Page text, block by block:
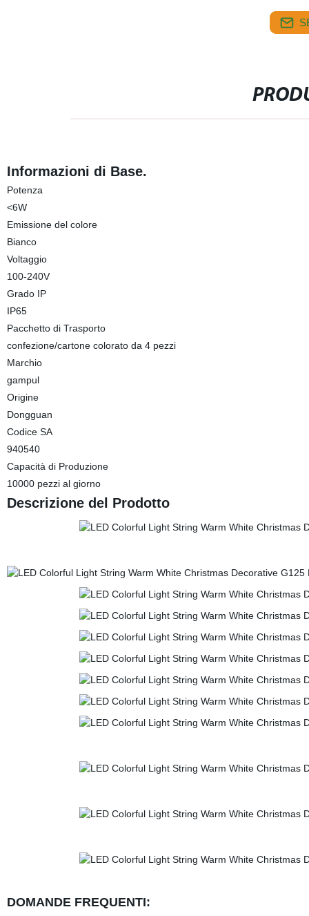
Informazioni di Base.
Potenza
<6W
Emissione del colore
Bianco
Voltaggio
100-240V
Grado IP
IP65
Pacchetto di Trasporto
confezione/cartone colorato da 4 pezzi
Marchio
gampul
Origine
Dongguan
Codice SA
940540
Capacità di Produzione
10000 pezzi al giorno
Descrizione del Prodotto
DOMANDE FREQUENTI: